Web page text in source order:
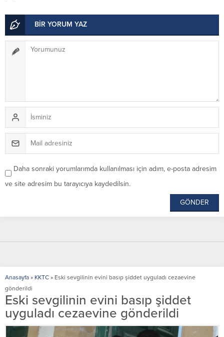
BİR YORUM YAZ
Daha sonraki yorumlarımda kullanılması için adım, e-posta adresim
ve site adresim bu tarayıcıya kaydedilsin.
Anasayfa » KKTC » Eski sevgilinin evini basıp şiddet uyguladı cezaevine
gönderildi
Eski sevgilinin evini basıp şiddet
uyguladı cezaevine gönderildi